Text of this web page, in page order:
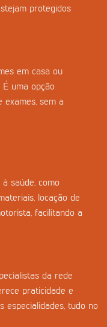
protegidos
em casa ou
É uma opção
exames, sem a
saúde, como
locação de
facilitando a
da rede
praticidade e
especialidades, tudo no